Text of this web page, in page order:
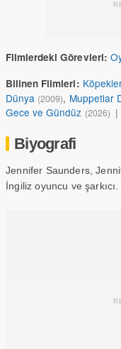
Filmlerdeki Görevleri:
Bilinen Filmleri:
Dünya (2009), Muppetlar
Gece ve Gündüz (2026) |
Biyografi
Jennifer Saunders,
İngiliz oyuncu ve